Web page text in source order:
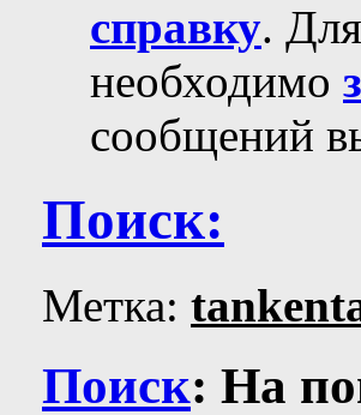
справку.
необходимо
сообщений
Поиск:
Метка:
Поиск: На